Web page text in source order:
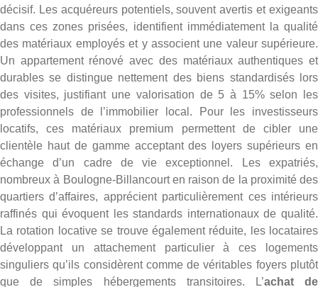
décisif. Les acquéreurs potentiels, souvent avertis et exigeants
dans ces zones prisées, identifient immédiatement la qualité
des matériaux employés et y associent une valeur supérieure.
Un appartement rénové avec des matériaux authentiques et
durables se distingue nettement des biens standardisés lors
des visites, justifiant une valorisation de 5 à 15% selon les
professionnels de l’immobilier local. Pour les investisseurs
locatifs, ces matériaux premium permettent de cibler une
clientèle haut de gamme acceptant des loyers supérieurs en
échange d’un cadre de vie exceptionnel. Les expatriés,
nombreux à Boulogne-Billancourt en raison de la proximité des
quartiers d’affaires, apprécient particulièrement ces intérieurs
raffinés qui évoquent les standards internationaux de qualité.
La rotation locative se trouve également réduite, les locataires
développant un attachement particulier à ces logements
singuliers qu’ils considèrent comme de véritables foyers plutôt
que de simples hébergements transitoires. L’achat de